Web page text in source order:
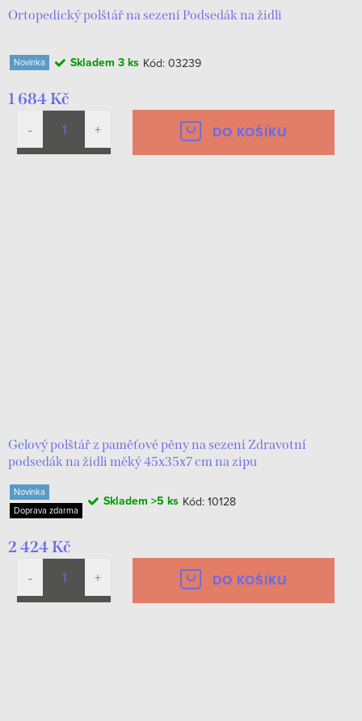
Ortopedický polštář na sezení Podsedák na židli
Novinka Skladem 3 ks Kód: 03239
1 684 Kč
DO KOŠÍKU
Gelový polštář z paměťové pěny na sezení Zdravotní
podsedák na židli měký 45х35х7 cm na zipu
Novinka
Doprava zdarma
Skladem >5 ks Kód: 10128
2 424 Kč
DO KOŠÍKU